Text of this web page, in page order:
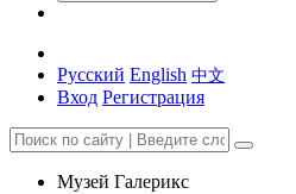
Русский English 中文
Вход Регистрация
Музей Галерикс